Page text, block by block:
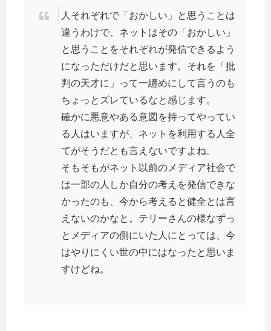
人それぞれで「おかしい」と思うことは
違うわけで、ネットはその「おかしい」
と思うことをそれぞれが発信できるよう
になっただけだと思います。それを「批
判の天才に」って一纏めにして言うのも
ちょっとズレているなと感じます。
確かに悪意やある意図を持ってやってい
る人はいますが、ネットを利用する人全
てがそうだとも言えないですよね。
そもそもがネット以前のメディア社会で
は一部の人しか自分の考えを発信できな
かったのも、今から考えると健全とは言
えないのかなと。テリーさんの様なずっ
とメディアの側にいた人にとっては、今
はやりにくい世の中にはなったと思いま
すけどね。